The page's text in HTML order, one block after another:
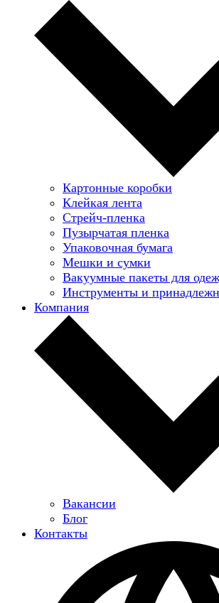
Картонные коробки
Клейкая лента
Стрейч-пленка
Пузырчатая пленка
Упаковочная бумага
Мешки и сумки
Вакуумные пакеты для
Инструменты и
Компания
Вакансии
Блог
Контакты